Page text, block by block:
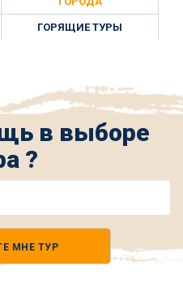
ГОРЯЩИЕ ТУРЫ
в выборе
?
МНЕ ТУР